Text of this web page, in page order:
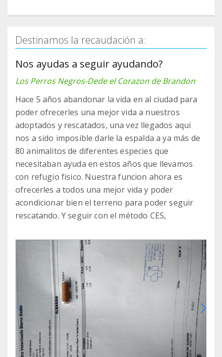
Destinamos la recaudación a:
Nos ayudas a seguir ayudando?
Los Perros Negros-Dede el Corazon de Brandon
Hace 5 años abandonar la vida en al ciudad para
poder ofrecerles una mejor vida a nuestros
adoptados y rescatados, una vez llegados aqui
nos a sido imposible darle la espalda a ya más de
80 animalitos de diferentes especies que
necesitaban ayuda en estos años que llevamos
con refugio fisico. Nuestra funcion ahora es
ofrecerles a todos una mejor vida y poder
acondicionar bien el terreno para poder seguir
rescatando. Y seguir con el método CES,